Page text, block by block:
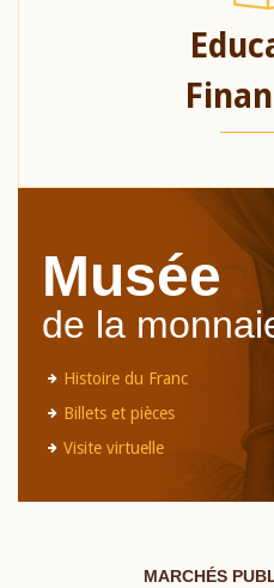
Musée
de la
Histoire du Franc
Billets et pièces
Visite virtuelle
MARCHÉS